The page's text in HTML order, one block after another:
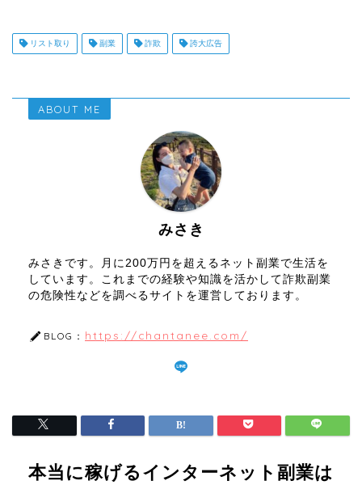
リスト取り 副業 詐欺 誇大広告
ABOUT ME
みさき
みさきです。月に200万円を超えるネット副業で生活を
しています。これまでの経験や知識を活かして詐欺副業
の危険性などを調べるサイトを運営しております。
BLOG： https://chantanee.com/
本当に稼げるインターネット副業は